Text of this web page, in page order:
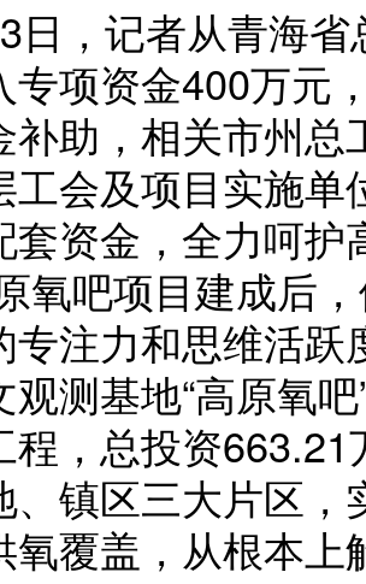
，记者从青海省
专项资金400万元
补助，相关市州
工会及项目实施
套资金，全力呵
吧项目建成后，
专注力和思维活跃
观测基地“高原氧
程，总投资
、镇区三大片区
氧覆盖，从根本上